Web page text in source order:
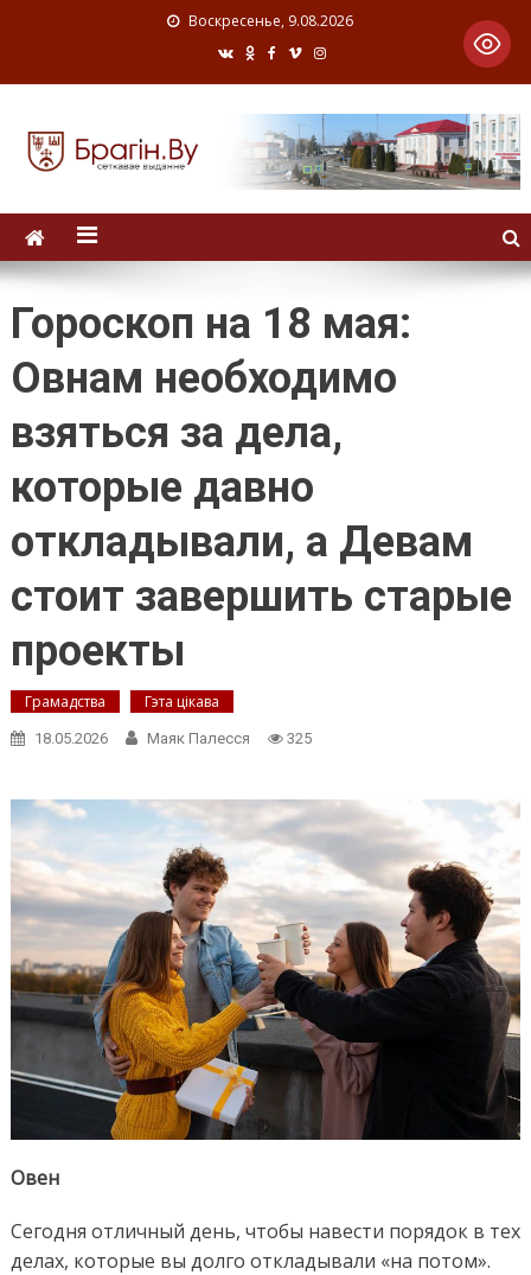
Воскресенье, 9.08.2026
Гороскоп на 18 мая:
Овнам необходимо
взяться за дела,
которые давно
откладывали, а Девам
стоит завершить старые
проекты
Грамадства Гэта цікава
18.05.2026 Маяк Палесся 325
Овен
Сегодня отличный день, чтобы навести порядок в тех
делах, которые вы долго откладывали «на потом».